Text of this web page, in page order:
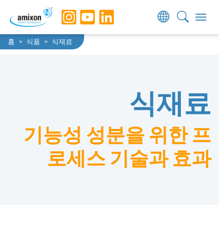
Skip to main navigation
Skip to main content
Skip to page footer
You are here:
홈 식품 식재료
배너 식품 원료
식재료
기능성 성분을 위한 프
로세스 기술과 효과